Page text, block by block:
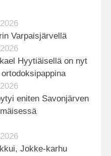
Varpaisjärvellä
Hyytiäisellä on nyt
eniten Savonjärven
Jokke-karhu